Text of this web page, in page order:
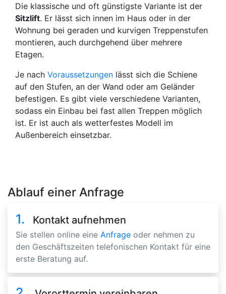
Die klassische und oft günstigste Variante ist der
Sitzlift. Er lässt sich innen im Haus oder in der
Wohnung bei geraden und kurvigen Treppenstufen
montieren, auch durchgehend über mehrere
Etagen.
Je nach Voraussetzungen lässt sich die Schiene
auf den Stufen, an der Wand oder am Geländer
befestigen. Es gibt viele verschiedene Varianten,
sodass ein Einbau bei fast allen Treppen möglich
ist. Er ist auch als wetterfestes Modell im
Außenbereich einsetzbar.
Ablauf einer Anfrage
1. Kontakt aufnehmen
Sie stellen online eine Anfrage oder nehmen zu
den Geschäftszeiten telefonischen Kontakt für eine
erste Beratung auf.